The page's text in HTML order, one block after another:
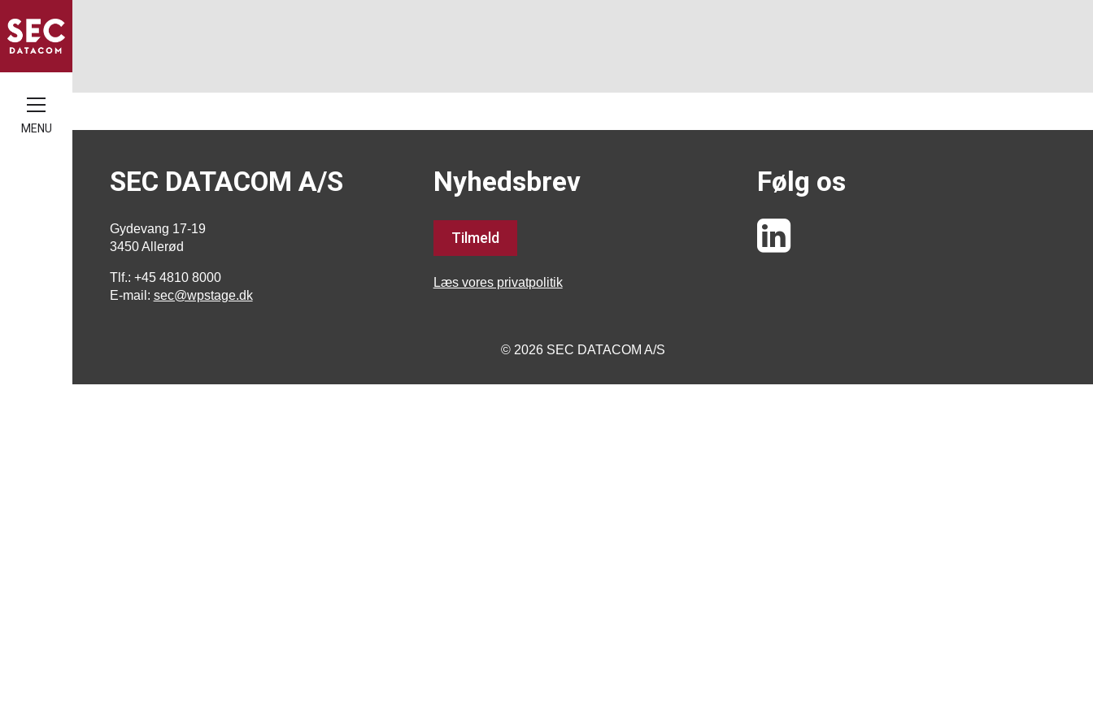
MENU
SEC DATACOM A/S
Gydevang 17-19
3450 Allerød
Tlf.: +45 4810 8000
E-mail: sec@wpstage.dk
Nyhedsbrev
Tilmeld
Læs vores privatpolitik
Følg os
© 2026 SEC DATACOM A/S